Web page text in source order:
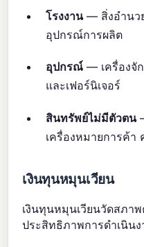
โรงงาน— สิ่งอำนว
อุปกรณ์การผลิต
อุปกรณ์ — เครื่องจั
และเฟอร์นิเจอร์
สินทรัพย์ไม่มีตัวตน
เครื่องหมายการค้า
เงินทุนหมุนเวียน
เงินทุนหมุนเวียนวัดสภา
ประสิทธิภาพการดำเนินง